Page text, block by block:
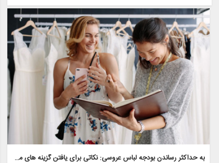
های لباس عروسی در سراسر جهان را بررسی می کنیم و نشان می دهیم که
چگونه این آداب و رسوم در طول زمان تغییر کرده اند و معنای امروزی آنها
چیست.
به حداکثر رساندن بودجه لباس عروسی: نکاتی برای یافتن گزینه های مقرون به صرفه